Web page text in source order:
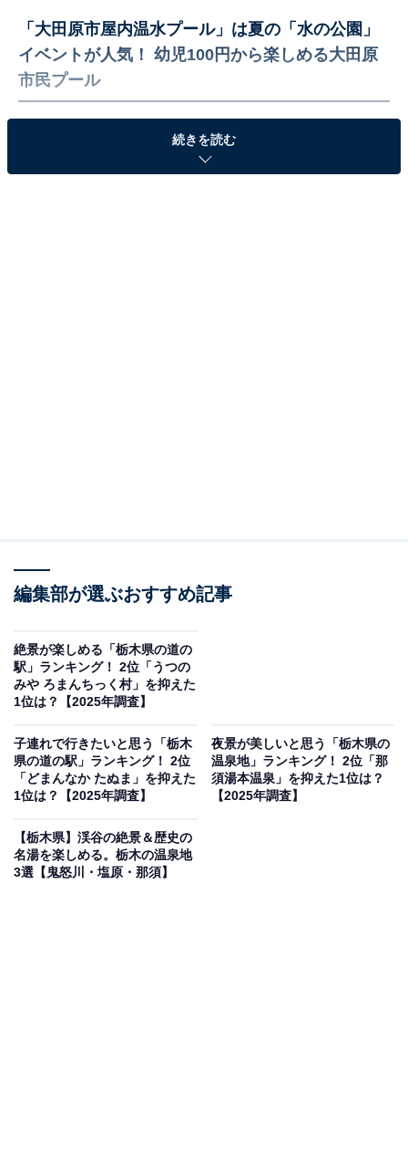
「大田原市屋内温水プール」は夏の「水の公園」
イベントが人気！ 幼児100円から楽しめる大田原
市民プール
で、65歳以上の市内在住者は100円、障害者手帳持参の
方も100円で利用できます。回数券（12枚つづり・大人
利用にも便利です。
夏は「プールが遊び場になる『水の公園』」イベントを
開催予定（2026年7月3日～5日）で、通常とは違うプー
ルの楽しみ方ができます。なお、3日（金）は諸事情に
より「水の公園」中止が決定しています。4日（土）・5
また同サイトで管理する「いきいきプール（黒羽中学校
続きを読む
編集部が選ぶおすすめ記事
絶景が楽しめる「栃木県の道の
駅」ランキング！ 2位「うつの
みや ろまんちっく村」を抑えた
1位は？【2025年調査】
子連れで行きたいと思う「栃木
県の道の駅」ランキング！ 2位
「どまんなか たぬま」を抑えた
1位は？【2025年調査】
夜景が美しいと思う「栃木県の
温泉地」ランキング！ 2位「那
須湯本温泉」を抑えた1位は？
【2025年調査】
【栃木県】渓谷の絶景＆歴史の
名湯を楽しめる。栃木の温泉地
3選【鬼怒川・塩原・那須】